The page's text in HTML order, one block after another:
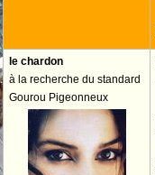
le chardon
à la recherche du standard
Gourou Pigeonneux